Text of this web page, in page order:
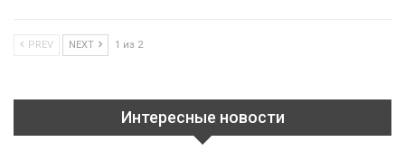
PREV NEXT 1 из 2
Интересные новости